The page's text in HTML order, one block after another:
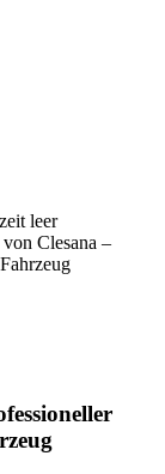
leer
Clesana –